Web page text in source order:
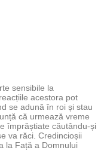
sensibile la
acestora pot
se adună în roi și stau
că urmează vreme
împrăștiate căutându-și
va răci. Credincioșii
la Față a Domnului